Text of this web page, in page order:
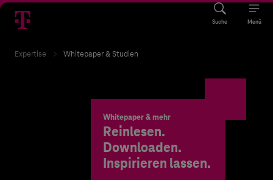
Suche Menü
Expertise Whitepaper & Studien
Whitepaper & mehr
Reinlesen.
Downloaden.
Inspirieren lassen.